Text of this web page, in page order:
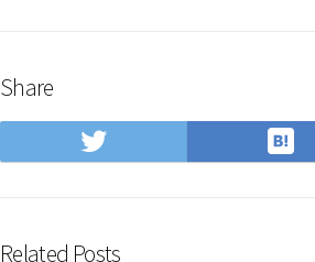
Share
Share
on
Related Posts